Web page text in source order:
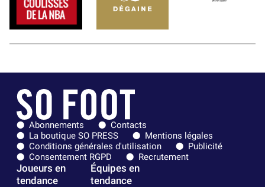
Abonnements
Contacts
La boutique SO PRESS
Mentions légales
Conditions générales d'utilisation
Publicité
Consentement RGPD
Recrutement
Joueurs en
tendance
Équipes en
tendance